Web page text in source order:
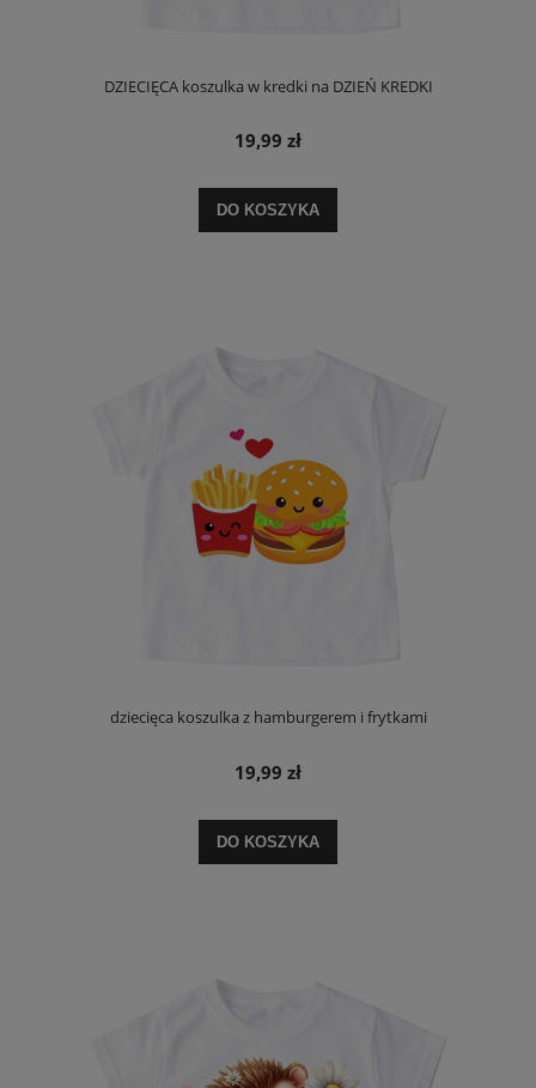
DZIECIĘCA koszulka w kredki na DZIEŃ KREDKI
19,99 zł
DO KOSZYKA
dziecięca koszulka z hamburgerem i frytkami
19,99 zł
DO KOSZYKA